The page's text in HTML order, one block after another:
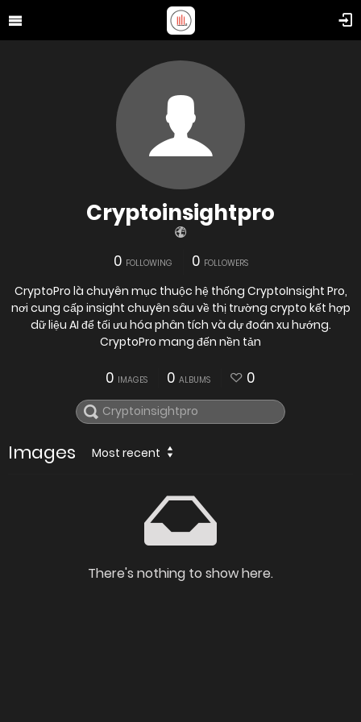
Cryptoinsightpro
0 FOLLOWING 0 FOLLOWERS
CryptoPro là chuyên mục thuộc hệ thống CryptoInsight Pro,
nơi cung cấp insight chuyên sâu về thị trường crypto kết hợp
dữ liệu AI để tối ưu hóa phân tích và dự đoán xu hướng.
CryptoPro mang đến nền tản
0 IMAGES 0 ALBUMS 0
Images Most recent
There's nothing to show here.